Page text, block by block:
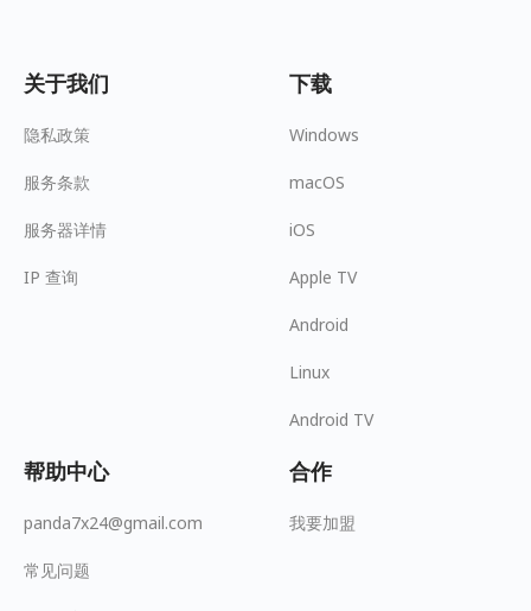
关于我们
隐私政策
服务条款
服务器详情
IP 查询
下载
Windows
macOS
iOS
Apple TV
Android
Linux
Android TV
帮助中心
panda7x24@gmail.com
常见问题
合作
我要加盟